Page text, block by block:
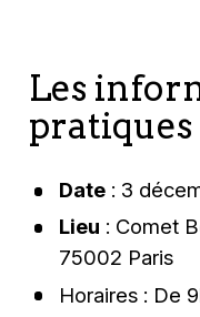
Les
pratiques
Date: 3
Lieu : Comet
75002 Paris
Horaires : De